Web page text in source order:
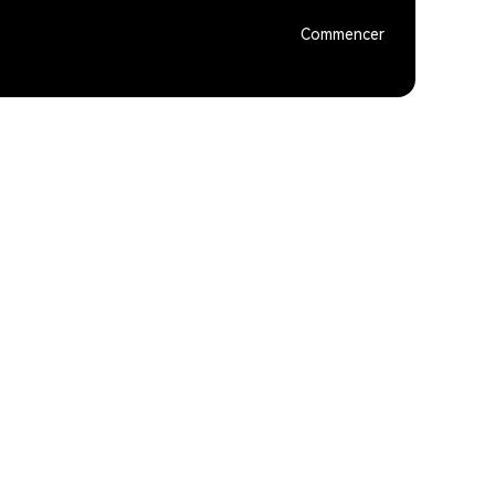
Commencer